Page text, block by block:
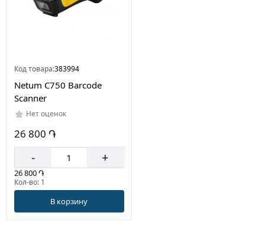
Код товара:383994
Netum C750 Barcode
Scanner
Нет оценок
26 800 ֏
- +
26 800 ֏
Кол-во: 1
В корзину